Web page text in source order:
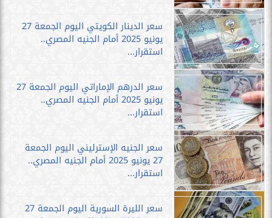
سعر الدينار الكويتي اليوم الجمعة 27
يونيو 2025 أمام الجنيه المصري..
استقرار...
سعر الدرهم الإماراتي اليوم الجمعة 27
يونيو 2025 أمام الجنيه المصري..
استقرار...
سعر الجنيه الإسترليني اليوم الجمعة
27 يونيو 2025 أمام الجنيه المصري..
استقرار...
سعر الليرة السورية اليوم الجمعة 27